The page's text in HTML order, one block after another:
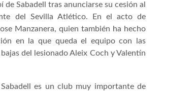
Sabadell tras anunciarse su cesión al
del Sevilla Atlético. En el acto de
Manzanera, quien también ha hecho
en la que queda el equipo con las
del lesionado Aleix Coch y Valentín
es un club muy importante de